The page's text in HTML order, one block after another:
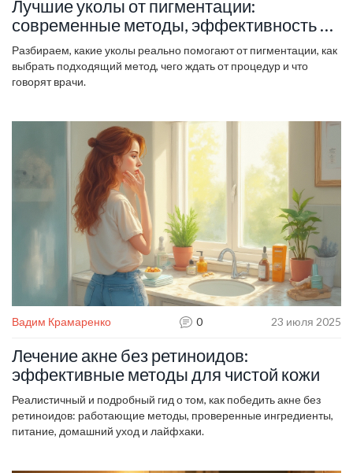
Лучшие уколы от пигментации:
современные методы, эффективность и
отзывы
Разбираем, какие уколы реально помогают от пигментации, как
выбрать подходящий метод, чего ждать от процедур и что
говорят врачи.
Вадим Крамаренко 0 23 июля 2025
Лечение акне без ретиноидов:
эффективные методы для чистой кожи
Реалистичный и подробный гид о том, как победить акне без
ретиноидов: работающие методы, проверенные ингредиенты,
питание, домашний уход и лайфхаки.